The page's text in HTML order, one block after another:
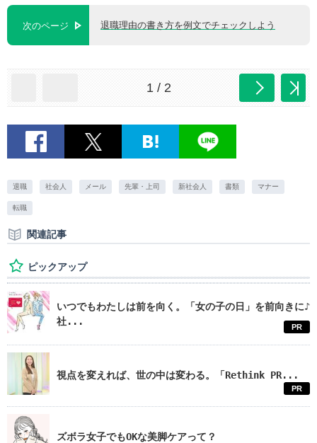
次のページ 退職理由の書き方を例文でチェックしよう
1 / 2
退職 社会人 メール 先輩・上司 新社会人 書類 マナー
転職
関連記事
ピックアップ
いつでもわたしは前を向く。「女の子の日」を前向きに♪
社...
PR
視点を変えれば、世の中は変わる。「Rethink PR...
PR
ズボラ女子でもOKな美脚ケアって？